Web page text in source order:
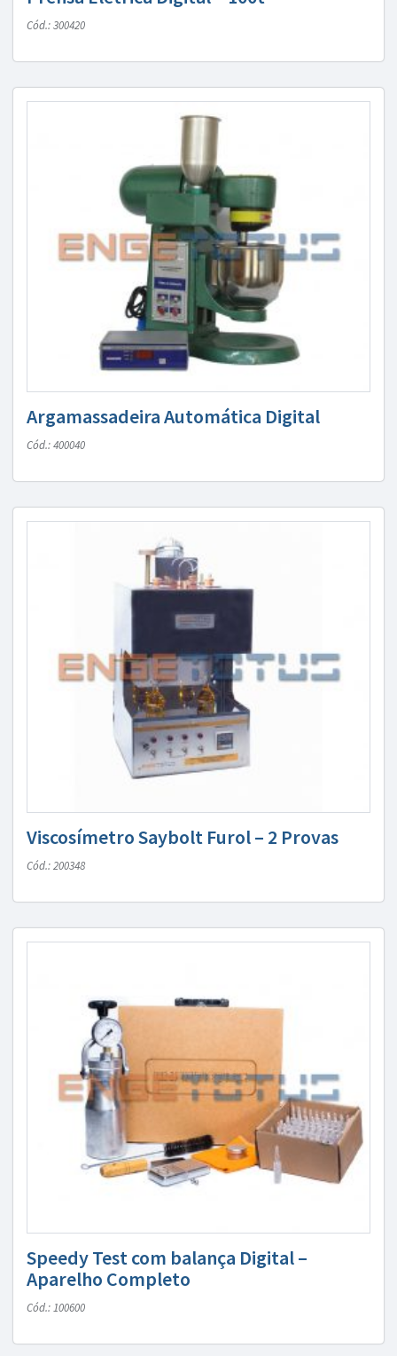
Cód.: 300420
Argamassadeira Automática Digital
Cód.: 400040
Viscosímetro Saybolt Furol – 2 Provas
Cód.: 200348
Speedy Test com balança Digital –
Aparelho Completo
Cód.: 100600